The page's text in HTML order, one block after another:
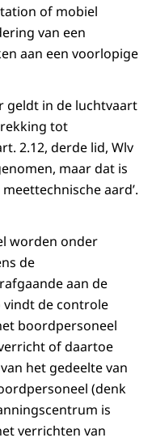
of mobiel
van een
aan een voorlopige
geldt in de luchtvaart
tot
2.12, derde lid, Wlv
maar dat is
aard’.
worden onder
de
aan de
vindt de controle
boordpersoneel
of daartoe
het gedeelte van
(denk
is
verrichten van